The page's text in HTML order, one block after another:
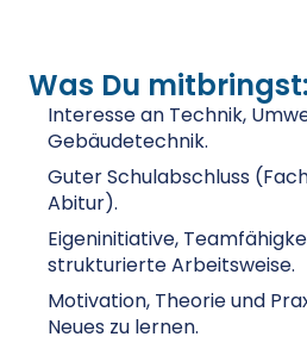
Was Du mitbringst:
Interesse an Technik,
Gebäudetechnik.
Guter Schulabschluss
Abitur).
Eigeninitiative,
strukturierte Arbeitsweise.
Motivation, Theorie und
Neues zu lernen.